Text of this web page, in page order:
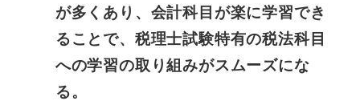
が多くあり、会計科目が楽に学習でき
ることで、税理士試験特有の税法科目
への学習の取り組みがスムーズにな
る。